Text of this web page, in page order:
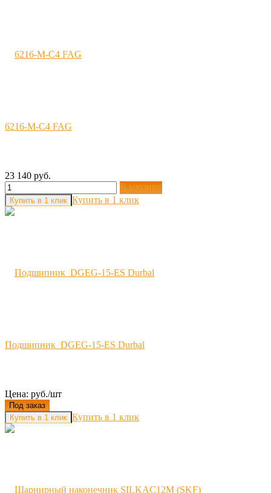
6216-M-C4 FAG
23 140 руб.
В корзину
Купить в 1 клик
Подшипник DGEG-15-ES Durbal
Цена: руб./шт
Под заказ
Купить в 1 клик